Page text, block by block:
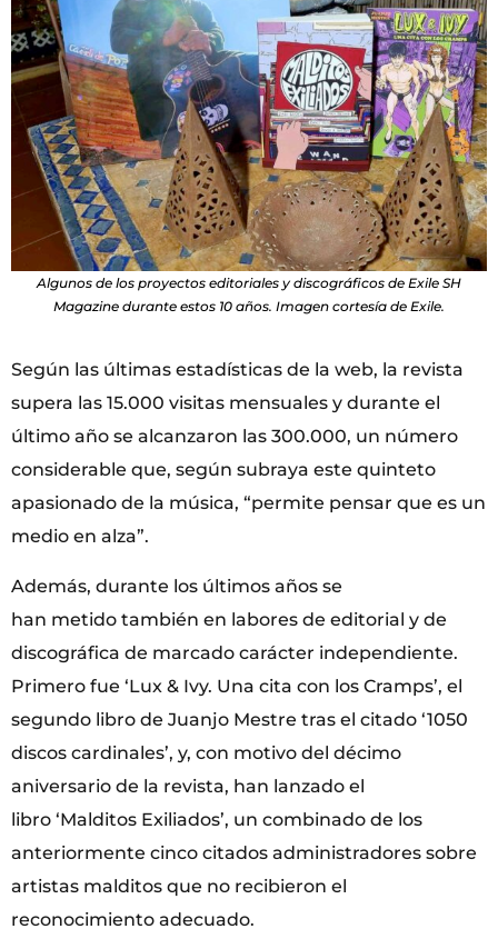
Algunos de los proyectos editoriales y discográficos de Exile SH
Magazine durante estos 10 años. Imagen cortesía de Exile.
Según las últimas estadísticas de la web, la revista
supera las 15.000 visitas mensuales y durante el
último año se alcanzaron las 300.000, un número
considerable que, según subraya este quinteto
apasionado de la música, “permite pensar que es un
medio en alza”.
Además, durante los últimos años se
han metido también en labores de editorial y de
discográfica de marcado carácter independiente.
Primero fue ‘Lux & Ivy. Una cita con los Cramps’, el
segundo libro de Juanjo Mestre tras el citado ‘1050
discos cardinales’, y, con motivo del décimo
aniversario de la revista, han lanzado el
libro ‘Malditos Exiliados’, un combinado de los
anteriormente cinco citados administradores sobre
artistas malditos que no recibieron el
reconocimiento adecuado.